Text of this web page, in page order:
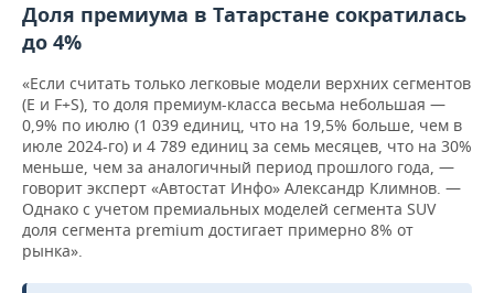
Доля премиума в Татарстане сократилась
до 4%
«Если считать только легковые модели верхних сегментов
(Е и F+S), то доля премиум-класса весьма небольшая —
0,9% по июлю (1 039 единиц, что на 19,5% больше, чем в
июле 2024-го) и 4 789 единиц за семь месяцев, что на 30%
меньше, чем за аналогичный период прошлого года, —
говорит эксперт «Автостат Инфо» Александр Климнов. —
Однако с учетом премиальных моделей сегмента SUV
доля сегмента premium достигает примерно 8% от
рынка».